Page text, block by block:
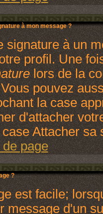
à mon message ?
signature à un
profil. Une
lors de la
pouvez
la case
d'attacher
Attacher
page
?
est facile;
message d'un